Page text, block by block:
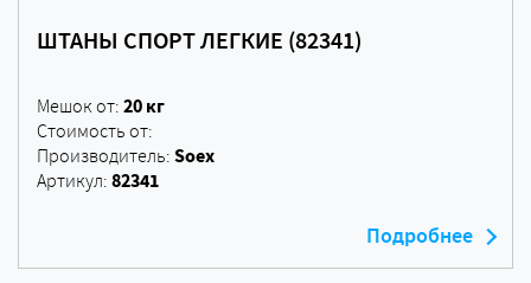
ШТАНЫ СПОРТ ЛЕГКИЕ (82341)
Мешок от: 20 кг
Стоимость от:
Производитель: Soex
Артикул: 82341
Подробнее